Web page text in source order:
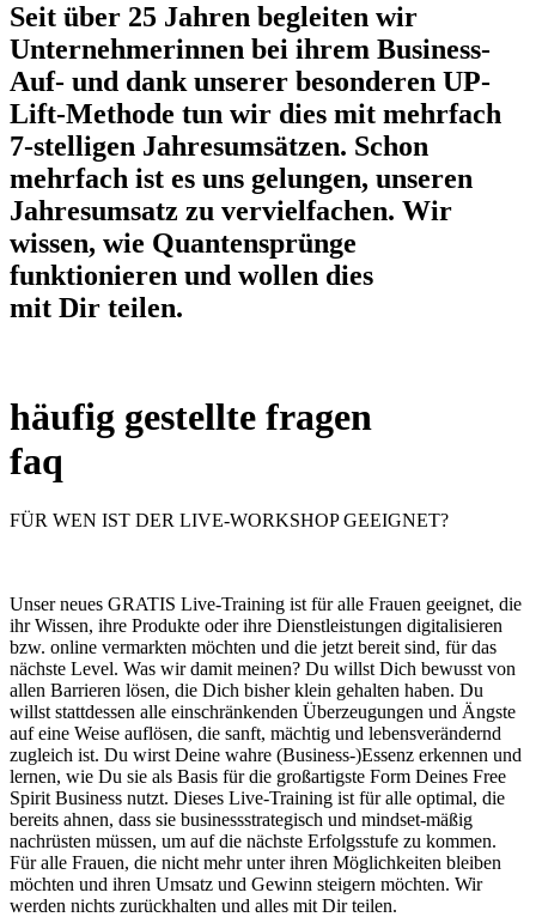
Seit über 25 Jahren begleiten wir
Unternehmerinnen bei ihrem Business-
Auf- und dank unserer besonderen UP-
Lift-Methode tun wir dies mit mehrfach
7-stelligen Jahresumsätzen. Schon
mehrfach ist es uns gelungen, unseren
Jahresumsatz zu vervielfachen. Wir
wissen, wie Quantensprünge
funktionieren und wollen dies
mit Dir teilen.
häufig gestellte fragen
faq
FÜR WEN IST DER LIVE-WORKSHOP GEEIGNET?
Unser neues GRATIS Live-Training ist für alle Frauen geeignet, die
ihr Wissen, ihre Produkte oder ihre Dienstleistungen digitalisieren
bzw. online vermarkten möchten und die jetzt bereit sind, für das
nächste Level. Was wir damit meinen? Du willst Dich bewusst von
allen Barrieren lösen, die Dich bisher klein gehalten haben. Du
willst stattdessen alle einschränkenden Überzeugungen und Ängste
auf eine Weise auflösen, die sanft, mächtig und lebensverändernd
zugleich ist. Du wirst Deine wahre (Business-)Essenz erkennen und
lernen, wie Du sie als Basis für die großartigste Form Deines Free
Spirit Business nutzt. Dieses Live-Training ist für alle optimal, die
bereits ahnen, dass sie businessstrategisch und mindset-mäßig
nachrüsten müssen, um auf die nächste Erfolgsstufe zu kommen.
Für alle Frauen, die nicht mehr unter ihren Möglichkeiten bleiben
möchten und ihren Umsatz und Gewinn steigern möchten. Wir
werden nichts zurückhalten und alles mit Dir teilen.